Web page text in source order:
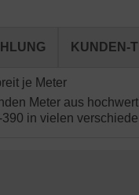
KUNDEN-
je Meter
Meter aus
in vielen